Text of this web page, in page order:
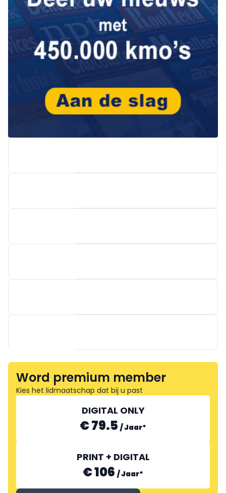
GOURMET SÉLECTION
TOERISME OOSTENDE
Word premium member
Kies het lidmaatschap dat bij u past
DIGITAL ONLY
€ 79.5 /Jaar*
PRINT + DIGITAL
€ 106 /Jaar*